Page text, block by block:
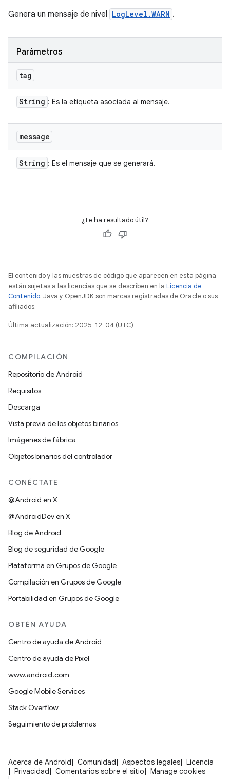
Genera un mensaje de nivel LogLevel.WARN .
Parámetros
tag
String : Es la etiqueta asociada al mensaje.
message
String : Es el mensaje que se generará.
¿Te ha resultado útil?
El contenido y las muestras de código que aparecen en esta página
están sujetas a las licencias que se describen en la Licencia de
Contenido. Java y OpenJDK son marcas registradas de Oracle o sus
afiliados.
Última actualización: 2025-12-04 (UTC)
COMPILACIÓN
Repositorio de Android
Requisitos
Descarga
Vista previa de los objetos binarios
Imágenes de fábrica
Objetos binarios del controlador
CONÉCTATE
@Android en X
@AndroidDev en X
Blog de Android
Blog de seguridad de Google
Plataforma en Grupos de Google
Compilación en Grupos de Google
Portabilidad en Grupos de Google
OBTÉN AYUDA
Centro de ayuda de Android
Centro de ayuda de Pixel
www.android.com
Google Mobile Services
Stack Overflow
Seguimiento de problemas
Acerca de Android Comunidad Aspectos legales
Licencia
Privacidad
Comentarios sobre el sitio Manage cookies